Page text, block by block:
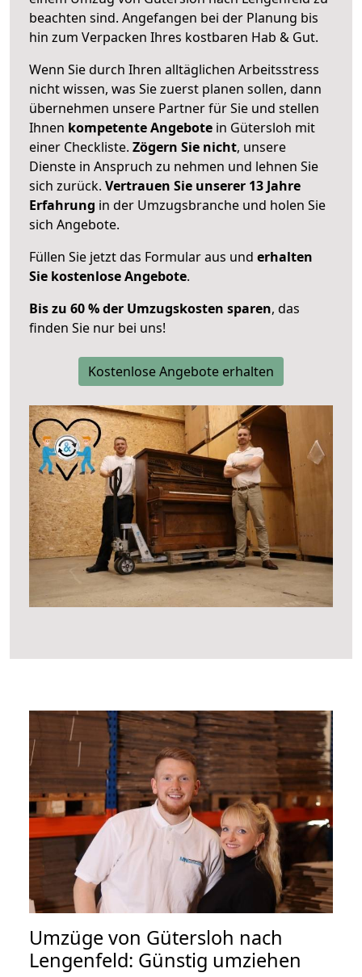
beachten sind. Angefangen bei der Planung bis
hin zum Verpacken Ihres kostbaren Hab & Gut.
Wenn Sie durch Ihren alltäglichen Arbeitsstress
nicht wissen, was Sie zuerst planen sollen, dann
übernehmen unsere Partner für Sie und stellen
Ihnen kompetente Angebote in Gütersloh mit
einer Checkliste. Zögern Sie nicht, unsere
Dienste in Anspruch zu nehmen und lehnen Sie
sich zurück. Vertrauen Sie unserer 13 Jahre
Erfahrung in der Umzugsbranche und holen Sie
sich Angebote.
Füllen Sie jetzt das Formular aus und erhalten
Sie kostenlose Angebote.
Bis zu 60 % der Umzugskosten sparen, das
finden Sie nur bei uns!
Kostenlose Angebote erhalten
Umzüge von Gütersloh nach
Lengenfeld: Günstig umziehen